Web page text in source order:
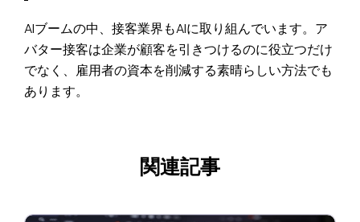
AIブームの中、接客業界もAIに取り組んでいます。ア
バター接客は企業が顧客を引きつけるのに役立つだけ
でなく、雇用者の資本を削減する素晴らしい方法でも
あります。
関連記事